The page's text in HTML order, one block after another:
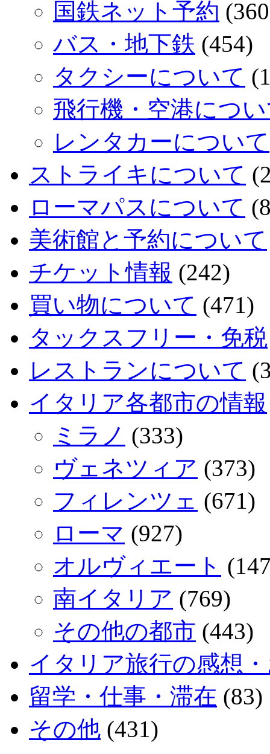
国鉄ネット予約
バス・地下鉄 (454)
タクシーについて
飛行機・空港につ
レンタカーについて
ストライキについて
ローマパスについて
美術館と予約について
チケット情報 (242)
買い物について (471)
タックスフリー・免税
レストランについて
イタリア各都市の情報
ミラノ (333)
ヴェネツィア (373)
フィレンツェ (671)
ローマ (927)
オルヴィエート
南イタリア (769)
その他の都市 (443)
イタリア旅行の感想
留学・仕事・滞在 (83)
その他 (431)